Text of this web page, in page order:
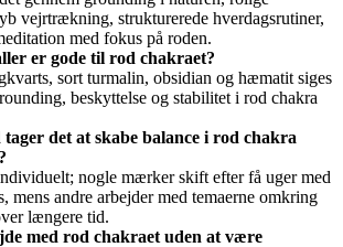
vejrtrækning, strukturerede hverdagsrutiner,
med fokus på roden.
er gode til rod chakraet?
sort turmalin, obsidian og hæmatit siges
beskyttelse og stabilitet i rod chakra
det at skabe balance i rod chakra
nogle mærker skift efter få uger med
mens andre arbejder med temaerne omkring
længere tid.
med rod chakraet uden at være